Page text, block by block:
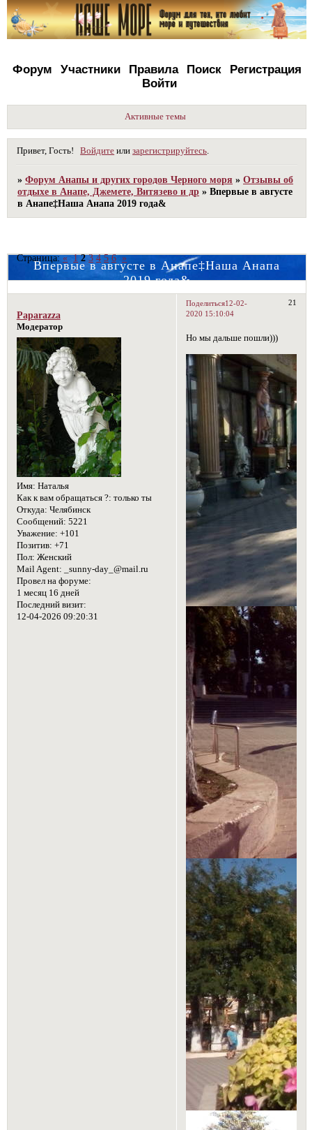
Форум Участники Правила Поиск
Регистрация
Войти
Активные темы
Привет, Гость! Войдите илизарегистрируйтесь
»Форум Анапы и других городов Черного моря »Отзывы об
отдыхе в Анапе, Джемете, Витязево и др »Впервые в августе
в Анапе‡Наша Анапа 2019 года&
Впервые в августе в Анапе‡Наша Анапа
2019 года&
Страница:« 1 2 3 4 5 6 »
Поделиться 21
12-02-
2020 15:10:04
Paparazza
Модератор
Имя: Наталья
Как к вам обращаться ?: только ты
Откуда: Челябинск
Сообщений: 5221
Уважение: +101
Позитив: +71
Пол: Женский
Mail Agent: _sunny-day_@mail.ru
Провел на форуме:
1 месяц 16 дней
Последний визит:
12-04-2026 09:20:31
Но мы дальше пошли)))